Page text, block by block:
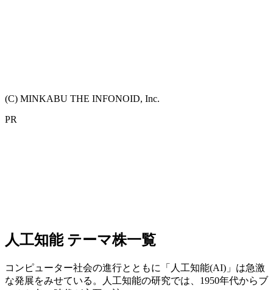
(C) MINKABU THE INFONOID, Inc.
PR
人工知能 テーマ株一覧
コンピューター社会の進行とともに「人工知能(AI)」は急激
な発展をみせている。人工知能の研究では、1950年代からブ